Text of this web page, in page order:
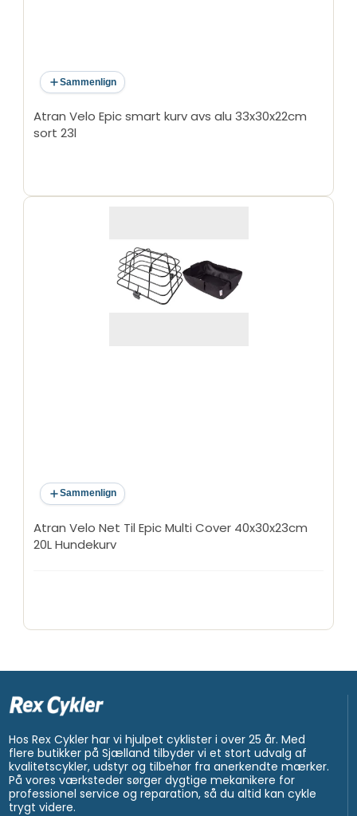
Sammenlign
Atran Velo Epic smart kurv avs alu 33x30x22cm
sort 23l
Sammenlign
Atran Velo Net Til Epic Multi Cover 40x30x23cm
20L Hundekurv
Hos Rex Cykler har vi hjulpet cyklister i over 25 år. Med
flere butikker på Sjælland tilbyder vi et stort udvalg af
kvalitetscykler, udstyr og tilbehør fra anerkendte mærker.
På vores værksteder sørger dygtige mekanikere for
professionel service og reparation, så du altid kan cykle
trygt videre.